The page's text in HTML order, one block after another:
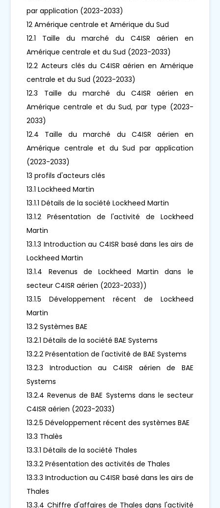
par application (2023-2033)
12 Amérique centrale et Amérique du Sud
12.1 Taille du marché du C4ISR aérien en
Amérique centrale et du Sud (2023-2033)
12.2 Acteurs clés du C4ISR aérien en Amérique
centrale et du Sud (2023-2033)
12.3 Taille du marché du C4ISR aérien en
Amérique centrale et du Sud, par type (2023-
2033)
12.4 Taille du marché du C4ISR aérien en
Amérique centrale et du Sud par application
(2023-2033)
13 profils d'acteurs clés
13.1 Lockheed Martin
13.1.1 Détails de la société Lockheed Martin
13.1.2 Présentation de l'activité de Lockheed
Martin
13.1.3 Introduction au C4ISR basé dans les airs de
Lockheed Martin
13.1.4 Revenus de Lockheed Martin dans le
secteur C4ISR aérien (2023-2033))
13.1.5 Développement récent de Lockheed
Martin
13.2 Systèmes BAE
13.2.1 Détails de la société BAE Systems
13.2.2 Présentation de l'activité de BAE Systems
13.2.3 Introduction au C4ISR aérien de BAE
Systems
13.2.4 Revenus de BAE Systems dans le secteur
C4ISR aérien (2023-2033)
13.2.5 Développement récent des systèmes BAE
13.3 Thalès
13.3.1 Détails de la société Thales
13.3.2 Présentation des activités de Thales
13.3.3 Introduction au C4ISR basé dans les airs de
Thales
13.3.4 Chiffre d'affaires de Thales dans l'activité